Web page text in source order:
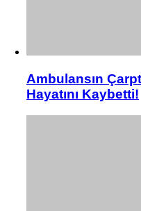
Ambulansın
Hayatını Kaybetti!